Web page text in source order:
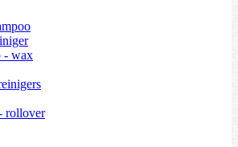
- wax
rollover